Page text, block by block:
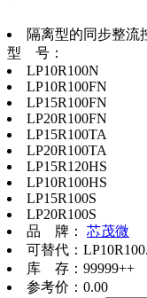
隔离型的同步整流
型 号：
LP10R100N
LP10R100FN
LP15R100FN
LP20R100FN
LP15R100TA
LP20R100TA
LP15R120HS
LP10R100HS
LP15R100S
LP20R100S
品 牌：
芯茂微
可替代：
库 存： 99999++
参考价： 0.00